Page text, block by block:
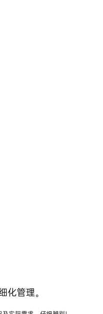
管理。